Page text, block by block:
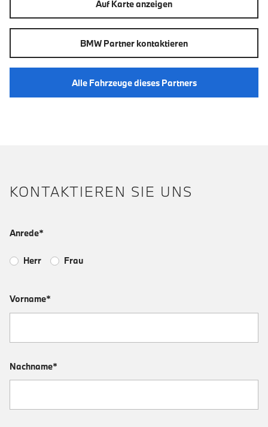
Auf Karte anzeigen
BMW Partner kontaktieren
Alle Fahrzeuge dieses Partners
KONTAKTIEREN SIE UNS
Anrede*
Herr Frau
Vorname*
Nachname*